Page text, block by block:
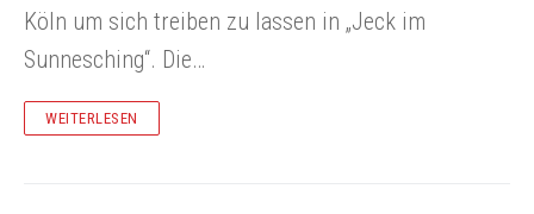
Köln um sich treiben zu lassen in „Jeck im
Sunnesching“. Die…
WEITERLESEN